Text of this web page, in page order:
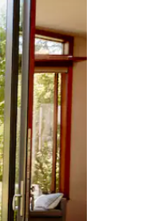
с докосване или плъзгане.